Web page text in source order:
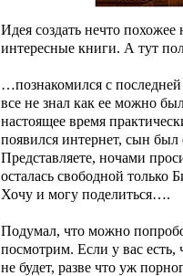
Идея создать нечто похожее
интересные книги. А тут
…познакомился с
все не знал как ее можно
настоящее время
появился интернет, сын был
Представляете, ночами
осталась свободной только
Хочу и могу поделиться….
Подумал, что можно
посмотрим. Если у вас
не будет, разве что уж